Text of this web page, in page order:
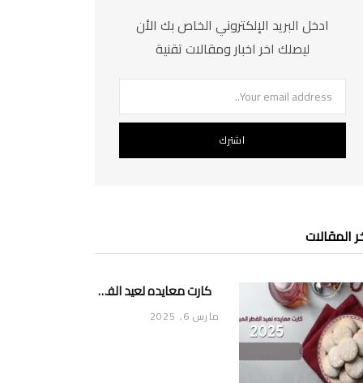
ادخل البريد الإلكتروني الخاص بك الأن
ليصلك اخر اخبار ومقالات تقنية
المقالات
كارت معايده لعيد الفطر المبارك 2025
مارس 6, 2025